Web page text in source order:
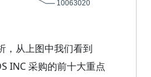
，从上图中我们看到
INC 采购的前十大重点